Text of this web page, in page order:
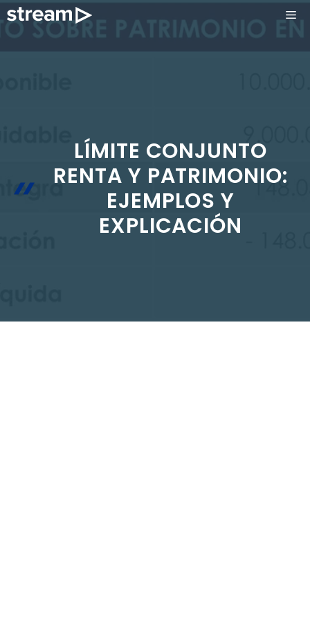
Saltar
al
LÍMITE CONJUNTO
RENTA Y PATRIMONIO:
EJEMPLOS Y
EXPLICACIÓN